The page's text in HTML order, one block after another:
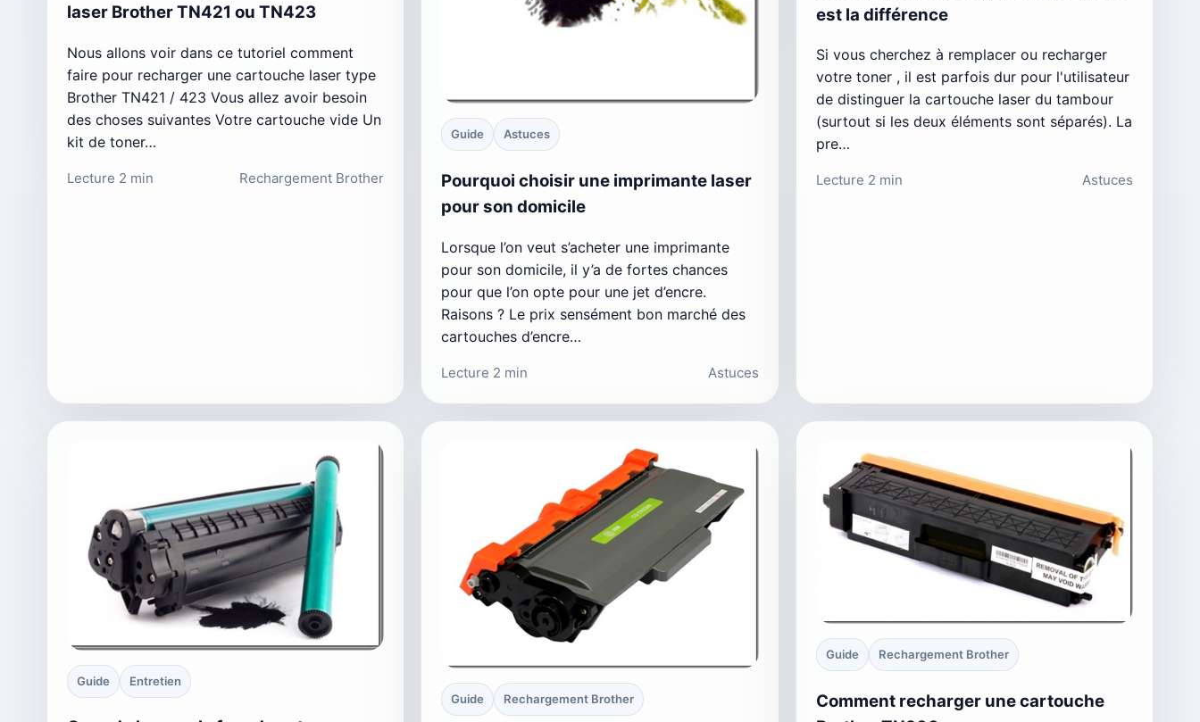
laser Brother TN421 ou TN423
Nous allons voir dans ce tutoriel comment
faire pour recharger une cartouche laser type
Brother TN421 / 423 Vous allez avoir besoin
des choses suivantes Votre cartouche vide Un
kit de toner…
Lecture 2 min Rechargement Brother
Guide Astuces
Pourquoi choisir une imprimante laser
pour son domicile
Lorsque l’on veut s’acheter une imprimante
pour son domicile, il y’a de fortes chances
pour que l’on opte pour une jet d’encre.
Raisons ? Le prix sensément bon marché des
cartouches d’encre…
Lecture 2 min Astuces
est la différence
Si vous cherchez à remplacer ou recharger
votre toner , il est parfois dur pour l'utilisateur
de distinguer la cartouche laser du tambour
(surtout si les deux éléments sont séparés). La
pre…
Lecture 2 min Astuces
Guide Entretien
Guide Rechargement Brother
Guide Rechargement Brother
Comment recharger une cartouche